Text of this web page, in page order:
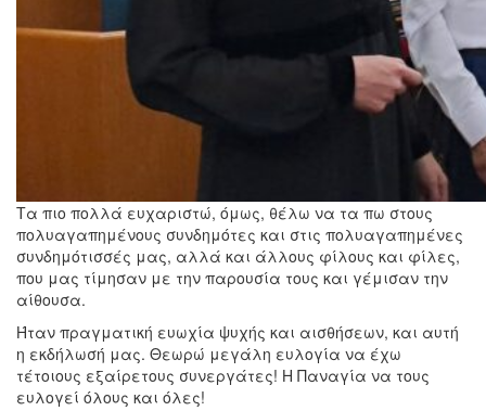
Τα πιο πολλά ευχαριστώ, όμως, θέλω να τα πω στους
πολυαγαπημένους συνδημότες και στις πολυαγαπημένες
συνδημότισσές μας, αλλά και άλλους φίλους και φίλες,
που μας τίμησαν με την παρουσία τους και γέμισαν την
αίθουσα.
Ήταν πραγματική ευωχία ψυχής και αισθήσεων, και αυτή
η εκδήλωσή μας. Θεωρώ μεγάλη ευλογία να έχω
τέτοιους εξαίρετους συνεργάτες! Η Παναγία να τους
ευλογεί όλους και όλες!